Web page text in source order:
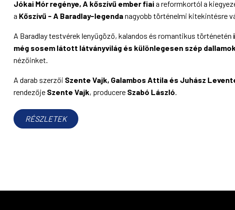
Jókai Mór regénye, A kőszívű ember fiaia reformkortól a
a Kőszívű - A Baradlay-legendanagyobb történelmi kitekintésre
A Baradlay testvérek lenyűgöző, kalandos és romantikus történetén
még sosem látott látványvilág és különlegesen szép dallamok
nézőinket.
A darab szerzői Szente Vajk, Galambos Attila és Juhász
rendezője Szente Vajk, producere Szabó László.
RÉSZLETEK